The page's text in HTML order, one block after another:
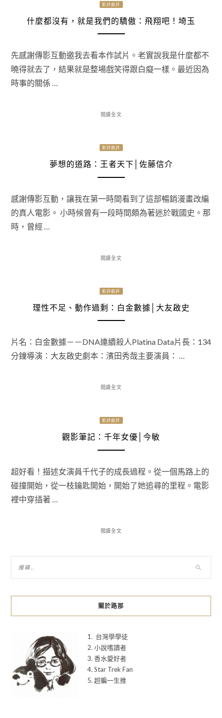
影評劇評
什麼都沒有，就是我們的驕傲：飛翔吧！埼玉
先感謝傳影互動邀我去看本作試片。老實說我是什麼都不
曉得就去了，結果就是整場戲笑得跟白癡一樣。最近因為
時事的關係 …
閱讀全文
影評劇評
夢想的道路：王者天下│佐藤信介
感謝傳影互動，讓我在第一時間看到了這部暢銷漫畫改編
的真人電影。 小時候曾有一段時間頗為著迷於戰國史。那
時，曾經 …
閱讀全文
影評劇評
理性不足、動作過剩：白金數據│大友啟史
片名：白金數據－－DNA連續殺人Platina Data片長：134
分鐘導演：大友啟史劇本：濱田秀哉主要演員： …
閱讀全文
影評劇評
觀影筆記：千年女優│今敏
超好看！描述女演員千代子的成長過程。從一個馬路上的
碰撞開始，從一枝鑰匙開始，開始了她追尋的里程。電影
裡中穿插著 …
閱讀全文
關於路那
1. 台灣學學徒
2. 小說嗜讀者
3. 香水愛好者
4. Star Trek Fan
5. 超蝙一生推